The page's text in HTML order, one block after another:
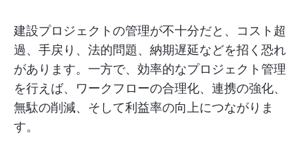
建設プロジェクトの管理が不十分だと、コスト超
過、手戻り、法的問題、納期遅延などを招く恐れ
があります。一方で、効率的なプロジェクト管理
を行えば、ワークフローの合理化、連携の強化、
無駄の削減、そして利益率の向上につながりま
す。